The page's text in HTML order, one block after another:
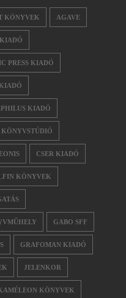
KÖNYVEK AGAVE
PRESS KIADÓ
KIADÓ
KÖNYVSTÚDIÓ
CSER KIADÓ
KÖNYVEK
GABO SFF
GRAFOMAN KIADÓ
JELENKOR
KAMÉLEON KÖNYVEK